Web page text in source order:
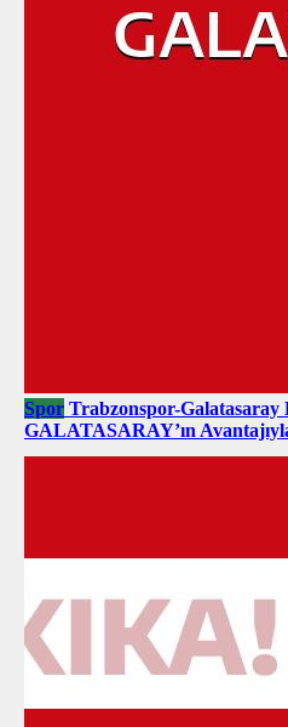
Spor Trabzonspor-Galatasaray
GALATASARAY’ın